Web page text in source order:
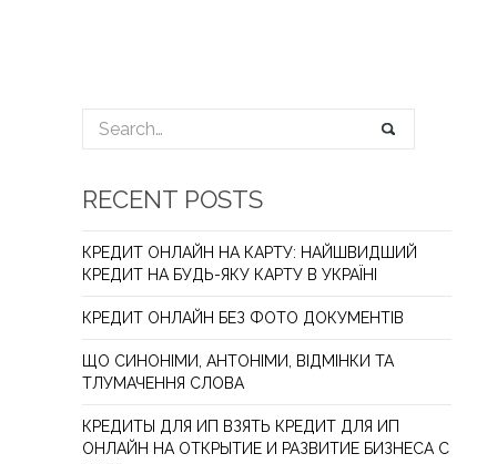
RECENT POSTS
КРЕДИТ ОНЛАЙН НА КАРТУ: НАЙШВИДШИЙ
КРЕДИТ НА БУДЬ-ЯКУ КАРТУ В УКРАЇНІ
КРЕДИТ ОНЛАЙН БЕЗ ФОТО ДОКУМЕНТІВ
ЩО СИНОНІМИ, АНТОНІМИ, ВІДМІНКИ ТА
ТЛУМАЧЕННЯ СЛОВА
КРЕДИТЫ ДЛЯ ИП ВЗЯТЬ КРЕДИТ ДЛЯ ИП
ОНЛАЙН НА ОТКРЫТИЕ И РАЗВИТИЕ БИЗНЕСА С